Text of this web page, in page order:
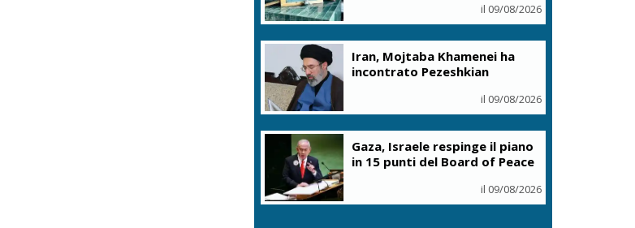
il 09/08/2026
Iran, Mojtaba Khamenei ha
incontrato Pezeshkian
il 09/08/2026
Gaza, Israele respinge il piano
in 15 punti del Board of Peace
il 09/08/2026